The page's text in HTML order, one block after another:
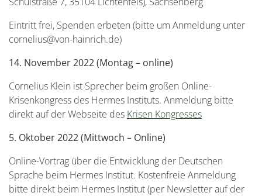
Eintritt frei, Spenden erbeten (bitte um Anmeldung unter
cornelius@von-hainrich.de)
14. November 2022 (Montag – online)
Cornelius Klein ist Sprecher beim großen Online-
Krisenkongress des Hermes Instituts. Anmeldung bitte
direkt auf der Webseite des Krisen Kongresses
5. Oktober 2022 (Mittwoch – Online)
Online-Vortrag über die Entwicklung der Deutschen
Sprache beim Hermes Institut. Kostenfreie Anmeldung
bitte direkt beim Hermes Institut (per Newsletter auf der